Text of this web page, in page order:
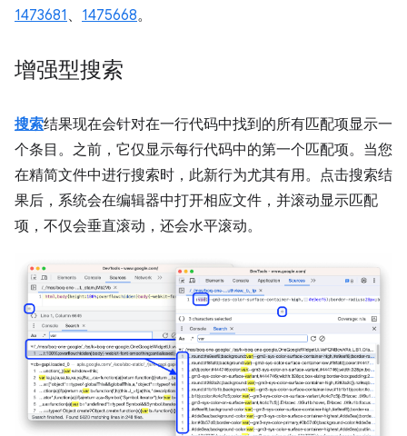
1473681 、 1475668。
增强型搜索
搜索结果现在会针对在一行代码中找到的所有匹配项显示一
个条目。之前，它仅显示每行代码中的第一个匹配项。当您
在精简文件中进行搜索时，此新行为尤其有用。点击搜索结
果后，系统会在编辑器中打开相应文件，并滚动显示匹配
项，不仅会垂直滚动，还会水平滚动。